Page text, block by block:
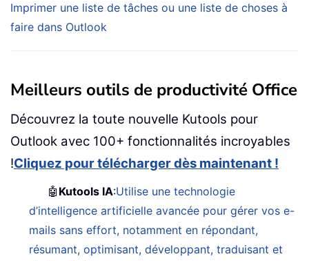
Imprimer une liste de tâches ou une liste de choses à
faire dans Outlook
Meilleurs outils de productivité Office
Découvrez la toute nouvelle Kutools pour
Outlook avec 100+ fonctionnalités incroyables
!Cliquez pour télécharger dès maintenant !
🤖 Kutools IA:Utilise une technologie
d’intelligence artificielle avancée pour gérer vos e-
mails sans effort, notamment en répondant,
résumant, optimisant, développant, traduisant et